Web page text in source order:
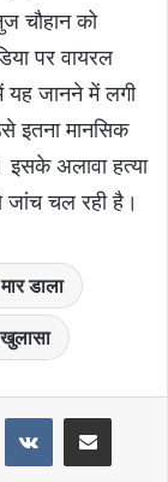
चौहान को
पर वायरल
यह जानने में लगी
इतना मानसिक
अलावा हत्या
चल रही है।
डाला